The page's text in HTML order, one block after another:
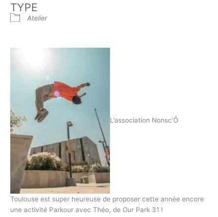
TYPE
Atelier
L’association Nonsc’Ô
Toulouse est super heureuse de proposer cette année encore
une activité Parkour avec Théo, de Our Park 31 !